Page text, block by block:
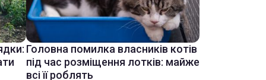
Головна помилка власників котів
під час розміщення лотків: майже
всі її роблять